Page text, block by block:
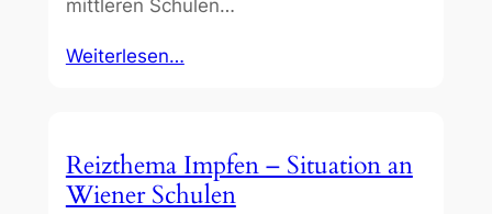
mittleren Schulen…
Weiterlesen…
Reizthema Impfen – Situation an
Wiener Schulen